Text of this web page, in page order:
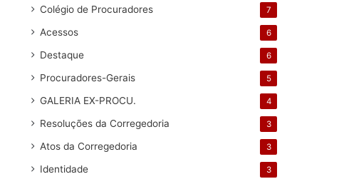
Colégio de Procuradores 7
Acessos 6
Destaque 6
Procuradores-Gerais 5
GALERIA EX-PROCU. 4
Resoluções da Corregedoria 3
Atos da Corregedoria 3
Identidade 3